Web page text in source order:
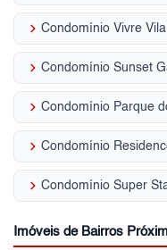
keyboard_arrow_right Condomínio Vivre
keyboard_arrow_right Condomínio Sunset
keyboard_arrow_right Condomínio Parque
keyboard_arrow_right Condomínio
keyboard_arrow_right Condomínio Super
Imóveis de Bairros